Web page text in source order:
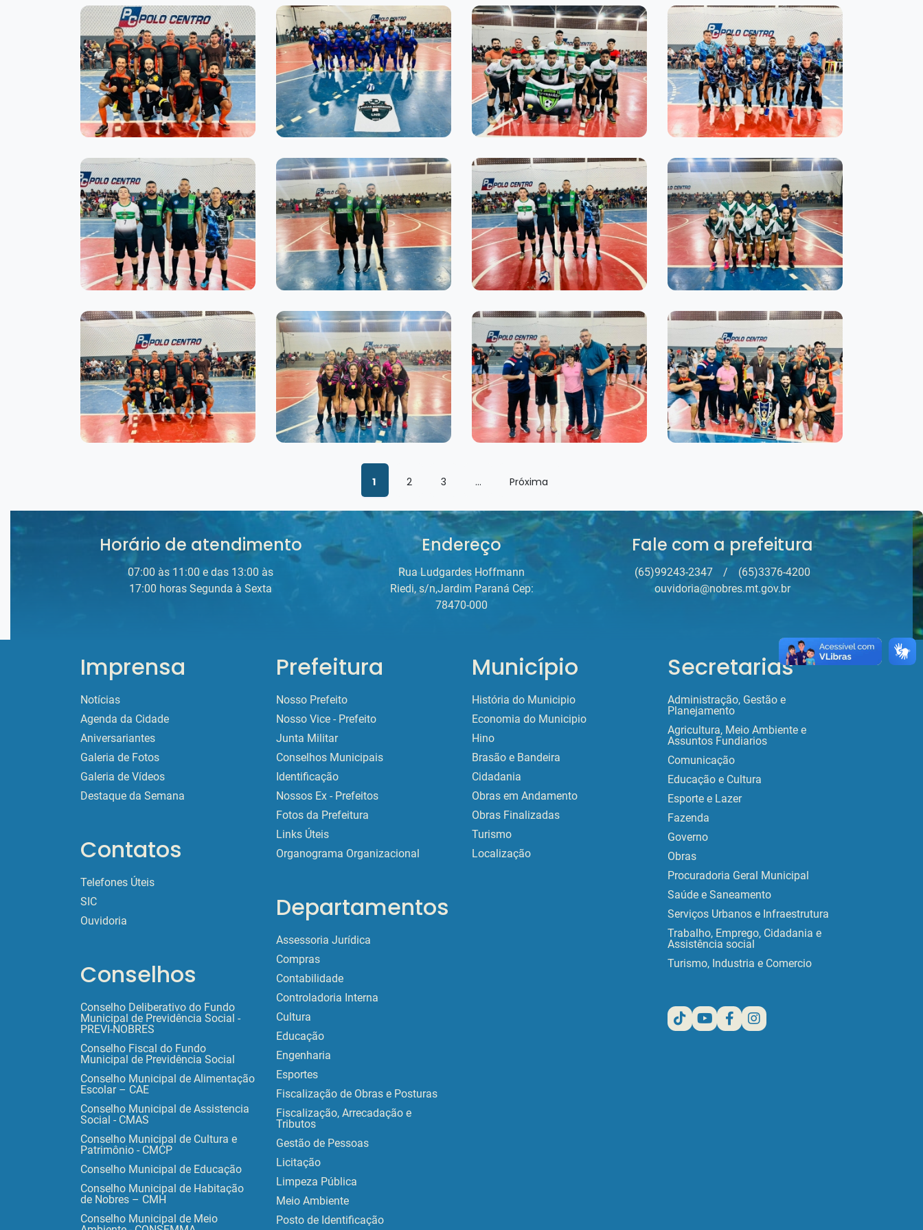
1 2 3 ... Próxima
Horário de atendimento
07:00 às 11:00 e das 13:00 às
17:00 horas Segunda à Sexta
Endereço
Rua Ludgardes Hoffmann
Riedi, s/n,Jardim Paraná Cep:
78470-000
Fale com a prefeitura
(65)99243-2347 /
(65)3376-4200
ouvidoria@nobres.mt.gov.br
Imprensa
Notícias
Agenda da Cidade
Aniversariantes
Galeria de Fotos
Galeria de Vídeos
Destaque da Semana
Contatos
Telefones Úteis
SIC
Ouvidoria
Conselhos
Conselho Deliberativo do Fundo
Municipal de Previdência Social -
PREVI-NOBRES
Conselho Fiscal do Fundo
Municipal de Previdência Social
Conselho Municipal de Alimentação
Escolar – CAE
Conselho Municipal de Assistencia
Social - CMAS
Conselho Municipal de Cultura e
Patrimônio - CMCP
Conselho Municipal de Educação
Conselho Municipal de Habitação
de Nobres – CMH
Conselho Municipal de Meio
Prefeitura
Nosso Prefeito
Nosso Vice - Prefeito
Junta Militar
Conselhos Municipais
Identificação
Nossos Ex - Prefeitos
Fotos da Prefeitura
Links Úteis
Organograma Organizacional
Departamentos
Assessoria Jurídica
Compras
Contabilidade
Controladoria Interna
Cultura
Educação
Engenharia
Esportes
Fiscalização de Obras e Posturas
Fiscalização, Arrecadação e
Tributos
Gestão de Pessoas
Licitação
Limpeza Pública
Meio Ambiente
Posto de Identificação
Município
História do Municipio
Economia do Municipio
Hino
Brasão e Bandeira
Cidadania
Obras em Andamento
Obras Finalizadas
Turismo
Localização
Secretarias
Administração, Gestão e
Planejamento
Agricultura, Meio Ambiente e
Assuntos Fundiarios
Comunicação
Educação e Cultura
Esporte e Lazer
Fazenda
Governo
Obras
Procuradoria Geral Municipal
Saúde e Saneamento
Serviços Urbanos e Infraestrutura
Trabalho, Emprego, Cidadania e
Assistência social
Turismo, Industria e Comercio